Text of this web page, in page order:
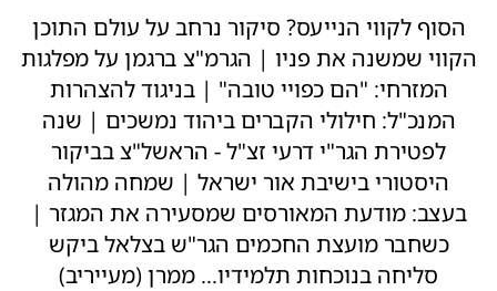
הסוף לקווי הנייעס? סיקור נרחב על עולם התוכן
הקווי שמשנה את פניו | הגרמ"צ ברגמן על מפלגות
המזרחי: "הם כפויי טובה" | בניגוד להצהרות
המנכ"ל: חילולי הקברים ביהוד נמשכים | שנה
לפטירת הגר"י דרעי זצ"ל - הראשל"צ בביקור
היסטורי בישיבת אור ישראל | שמחה מהולה
בעצב: מודעת המאורסים שמסעירה את המגזר |
כשחבר מועצת החכמים הגר"ש בצלאל ביקש
סליחה בנוכחות תלמידיו... ממרן (מעייריב)